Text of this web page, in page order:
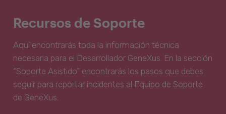
Recursos de Soporte
Aquí encontrarás toda la información técnica
necesaria para el Desarrollador GeneXus. En la sección
“Soporte Asistido” encontrarás los pasos que debes
seguir para reportar incidentes al Equipo de Soporte
de GeneXus.